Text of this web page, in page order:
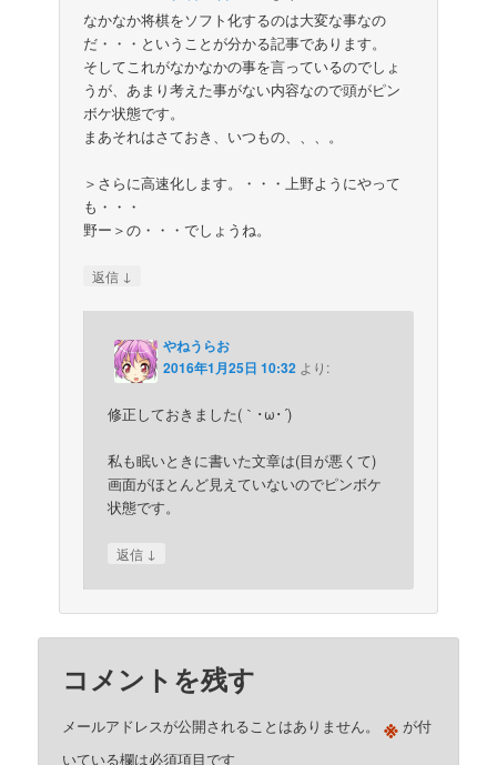
なかなか将棋をソフト化するのは大変な事なの
だ・・・ということが分かる記事であります。
そしてこれがなかなかの事を言っているのでしょ
うが、あまり考えた事がない内容なので頭がピン
ボケ状態です。
まあそれはさておき、いつもの、、、。
＞さらに高速化します。・・・上野ようにやって
も・・・
野ー＞の・・・でしょうね。
返信 ↓
やねうらお
2016年1月25日 10:32 より:
修正しておきました(｀･ω･´)ゞ
私も眠いときに書いた文章は(目が悪くて)
画面がほとんど見えていないのでピンボケ
状態です。
返信 ↓
コメントを残す
メールアドレスが公開されることはありません。 ※ が付
いている欄は必須項目です